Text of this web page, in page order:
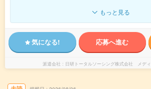
もっと見る
気になる! 応募へ進む
派遣会社 日研トータルソーシング株式会社 メデ